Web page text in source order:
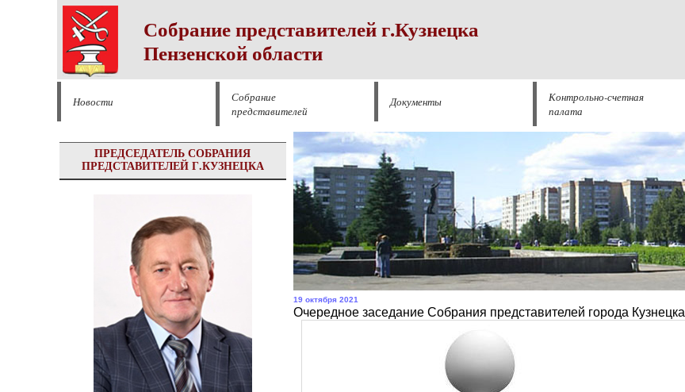
Собрание представителей г.Кузнецка
Пензенской области
Новости
Собрание
представителей
Документы
Контрольно-счетная
палата
ПРЕДСЕДАТЕЛЬ СОБРАНИЯ
ПРЕДСТАВИТЕЛЕЙ Г.КУЗНЕЦКА
19 октября 2021
Очередное заседание Собрания представителей города Кузнецка